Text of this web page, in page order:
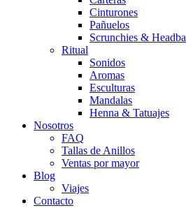
Cinturones
Pañuelos
Scrunchies &
Ritual
Sonidos
Aromas
Esculturas
Mandalas
Henna & Tatuajes
Nosotros
FAQ
Tallas de Anillos
Ventas por mayor
Blog
Viajes
Contacto